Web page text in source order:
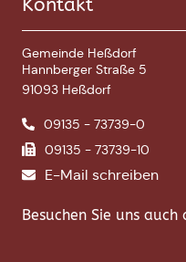
Kontakt
Gemeinde Heßdorf
Hannberger Straße 5
91093 Heßdorf
09135 - 73739-0
09135 - 73739-10
E-Mail schreiben
Besuchen Sie uns auch